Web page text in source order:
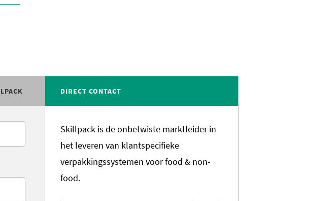
DIRECT CONTACT
Skillpack is de onbetwiste marktleider in
het leveren van klantspecifieke
verpakkingssystemen voor food & non-
food.